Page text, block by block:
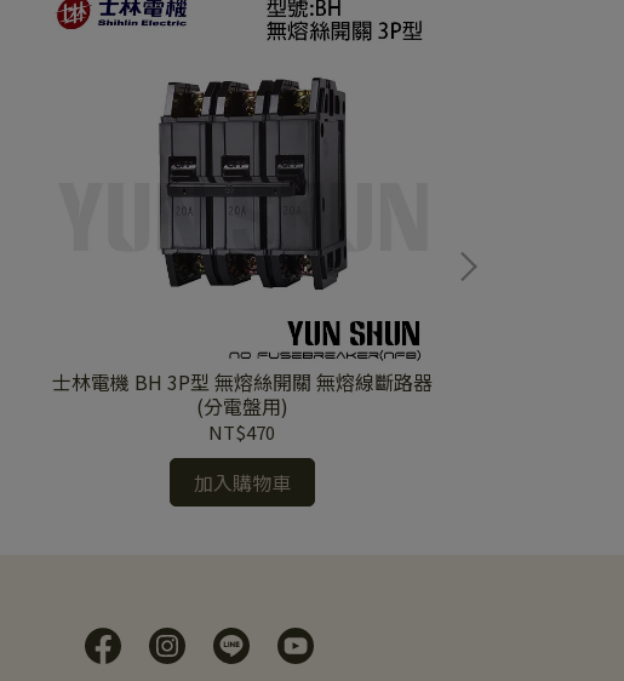
士林電機 BH 3P型 無熔絲開關 無熔線斷路器
(分電盤用)
NT$470
加入購物車